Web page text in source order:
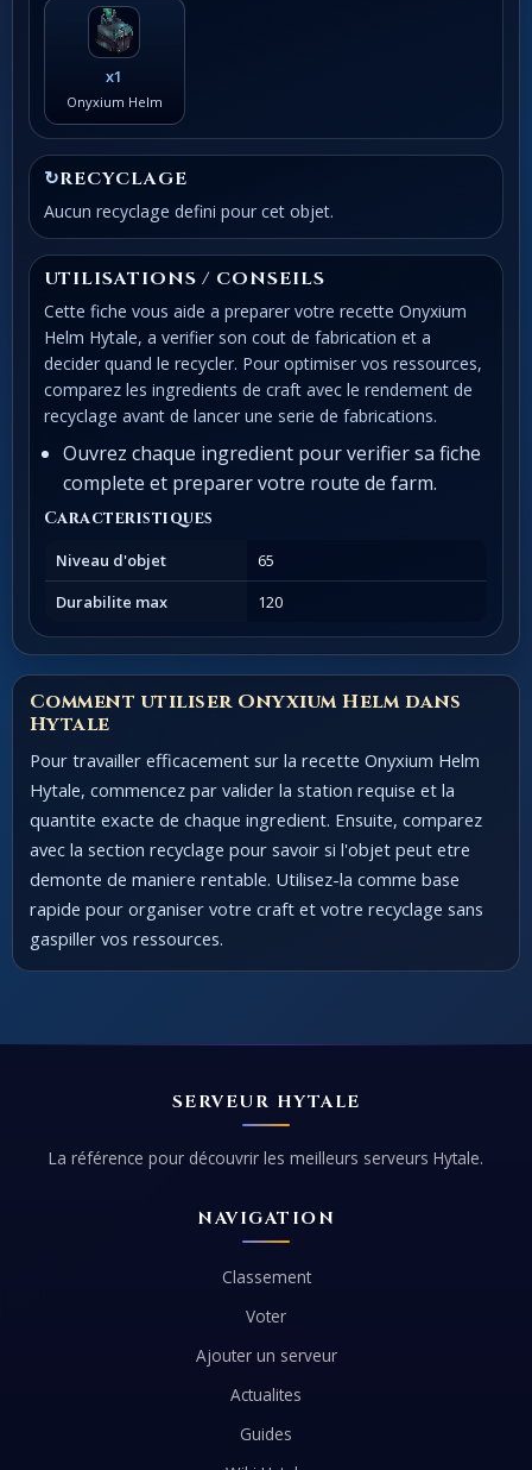
x1
Onyxium Helm
↻RECYCLAGE
Aucun recyclage defini pour cet objet.
UTILISATIONS / CONSEILS
Cette fiche vous aide a preparer votre recette Onyxium
Helm Hytale, a verifier son cout de fabrication et a
decider quand le recycler. Pour optimiser vos ressources,
comparez les ingredients de craft avec le rendement de
recyclage avant de lancer une serie de fabrications.
Ouvrez chaque ingredient pour verifier sa fiche
complete et preparer votre route de farm.
Caracteristiques
Niveau d'objet
65
Durabilite max
120
Comment utiliser Onyxium Helm dans
Hytale
Pour travailler efficacement sur la recette Onyxium Helm
Hytale, commencez par valider la station requise et la
quantite exacte de chaque ingredient. Ensuite, comparez
avec la section recyclage pour savoir si l'objet peut etre
demonte de maniere rentable. Utilisez-la comme base
rapide pour organiser votre craft et votre recyclage sans
gaspiller vos ressources.
SERVEUR HYTALE
La référence pour découvrir les meilleurs serveurs Hytale.
NAVIGATION
Classement
Voter
Ajouter un serveur
Actualites
Guides